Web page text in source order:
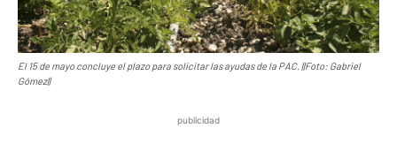
El 15 de mayo concluye el plazo para solicitar las ayudas de la PAC. ||Foto: Gabriel
Gómez||
publicidad